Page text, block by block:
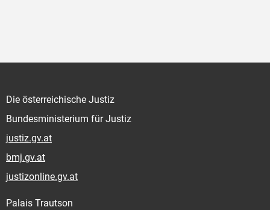
Die österreichische Justiz
Bundesministerium für Justiz
justiz.gv.at
bmj.gv.at
justizonline.gv.at
Palais Trautson